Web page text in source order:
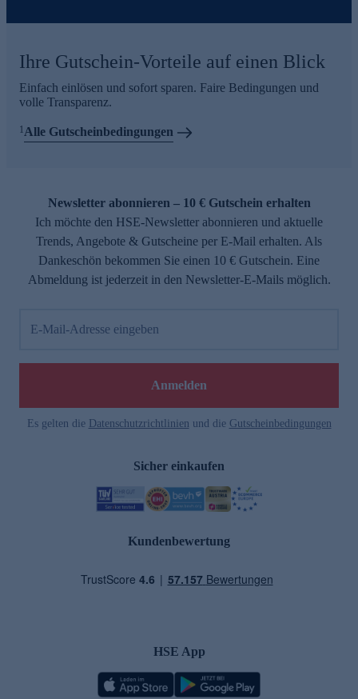
Ihre Gutschein-Vorteile auf einen Blick
Einfach einlösen und sofort sparen. Faire Bedingungen und
volle Transparenz.
1 Alle Gutscheinbedingungen
Newsletter abonnieren – 10 € Gutschein erhalten
Ich möchte den HSE-Newsletter abonnieren und aktuelle
Trends, Angebote & Gutscheine per E-Mail erhalten. Als
Dankeschön bekommen Sie einen 10 € Gutschein. Eine
Abmeldung ist jederzeit in den Newsletter-E-Mails möglich.
E-Mail-Adresse eingeben
Anmelden
Es gelten die Datenschutzrichtlinien und die Gutscheinbedingungen
Sicher einkaufen
Kundenbewertung
HSE App